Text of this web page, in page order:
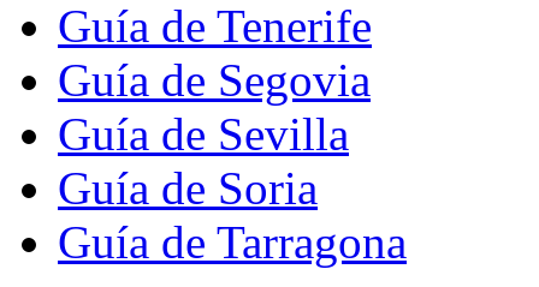
Guía de Tenerife
Guía de Segovia
Guía de Sevilla
Guía de Soria
Guía de Tarragona